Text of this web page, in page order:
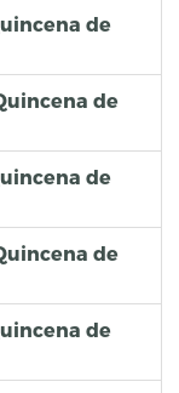
de
de
de
de
de